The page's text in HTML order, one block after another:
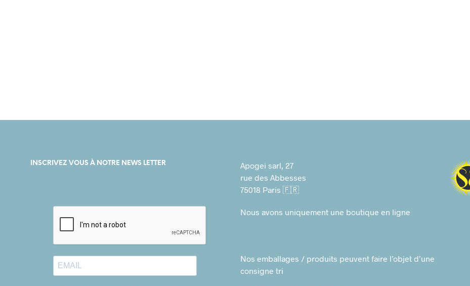
INSCRIVEZ VOUS À NOTRE NEWS LETTER
Apogei sarl, 27
rue des Abbesses
75018 Paris 🇫🇷
Nous avons uniquement une boutique en ligne
Nos emballages / produits peuvent faire l’objet d’une
consigne tri